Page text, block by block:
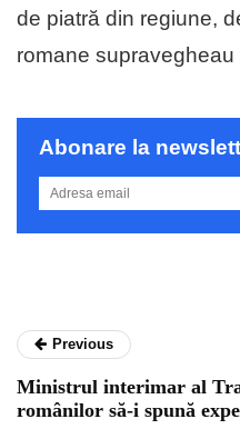
de piatră din regiune,
romane supravegheau
Abonare la
Previous
Ministrul interimar al
românilor să-i spună